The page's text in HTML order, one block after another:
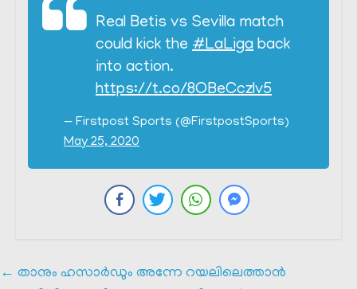
Real Betis vs Sevilla match
could kick the #LaLiga back
into action.
https://t.co/8OBeCczlv5
— Firstpost Sports (@FirstpostSports)
May 25, 2020
← താനും ഹസാർഡും അന്നേ റയലിലെത്താൻ